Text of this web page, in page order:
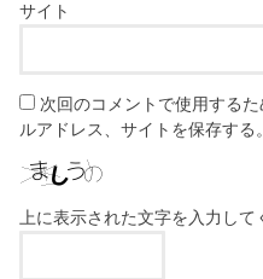
サイト
次回のコメントで使用する
ルアドレス、サイトを保存する。
上に表示された文字を入力して